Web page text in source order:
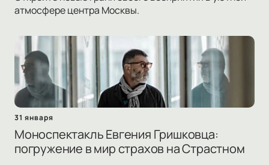
атмосфере центра Москвы.
31 января
Моноспектакль Евгения Гришковца:
погружение в мир страхов на Страстном